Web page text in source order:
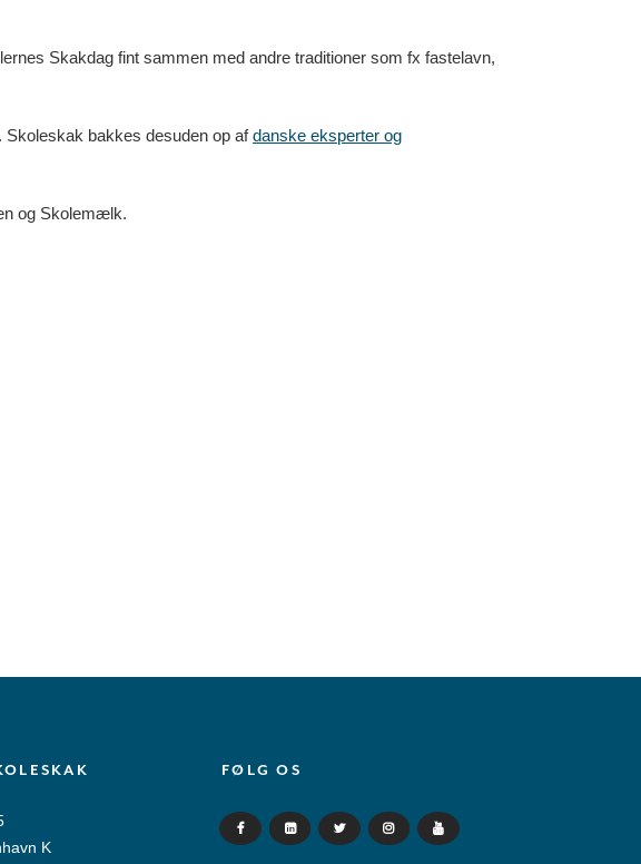
Skakdag fint sammen med andre traditioner som fx fastelavn,
bakkes desuden op afdanske eksperter og
og Skolemælk.
K
FØLG OS